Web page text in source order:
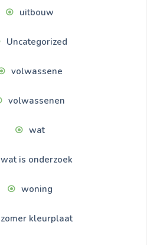
uitbouw
Uncategorized
volwassene
volwassenen
wat
wat is onderzoek
woning
zomer kleurplaat